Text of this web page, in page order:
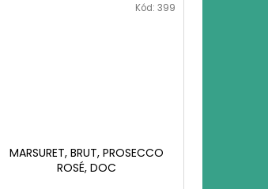
MARSURET, BRUT, PROSECCO
ROSÉ, DOC
Kód: 399